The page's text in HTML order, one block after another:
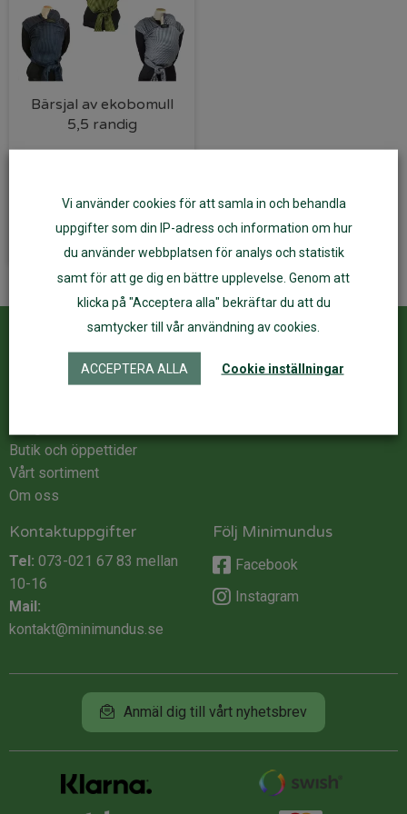
Bärsjal av ekobomull
5,5 randig
Välj alternativ
Kundservice
Kontakta oss
Butik och öppettider
Vårt sortiment
Om oss
Kontaktuppgifter
Tel: 073-021 67 83 mellan
10-16
Mail:
kontakt@minimundus.se
Följ Minimundus
Facebook
Instagram
Anmäl dig till vårt nyhetsbrev
Vi använder cookies för att samla in och behandla
uppgifter som din IP-adress och information om hur
du använder webbplatsen för analys och statistik
samt för att ge dig en bättre upplevelse. Genom att
klicka på "Acceptera alla" bekräftar du att du
samtycker till vår användning av cookies.
ACCEPTERA ALLA Cookie inställningar